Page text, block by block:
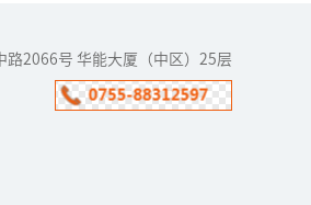
路2066号 华能大厦（中区）25层